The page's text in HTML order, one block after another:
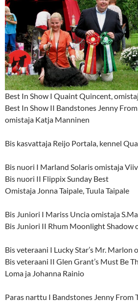
Best In Show I Quaint Quincent,
Best In Show II Bandstones Jenny From
omistaja Katja Manninen
Bis kasvattaja Reijo Portala, kennel
Bis nuori I Marland Solaris omistaja
Bis nuori II Flippix Sunday Best
Omistaja Jonna Taipale, Tuula Taipale
Bis Juniori I Mariss Uncia omistaja
Bis Juniori II Rhum Moonlight Shadow
Bis veteraani I Lucky Star’s Mr. Marlon
Bis veteraani II Glen Grant’s Must Be
Loma ja Johanna Rainio
Paras narttu I Bandstones Jenny From